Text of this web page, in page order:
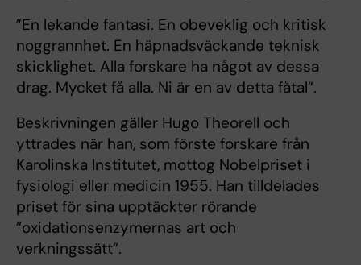
”En lekande fantasi. En obeveklig och kritisk
noggrannhet. En häpnadsväckande teknisk
skicklighet. Alla forskare ha något av dessa
drag. Mycket få alla. Ni är en av detta fåtal”.
Beskrivningen gäller Hugo Theorell och
yttrades när han, som förste forskare från
Karolinska Institutet, mottog Nobelpriset i
fysiologi eller medicin 1955. Han tilldelades
priset för sina upptäckter rörande
”oxidationsenzymernas art och
verkningssätt”.